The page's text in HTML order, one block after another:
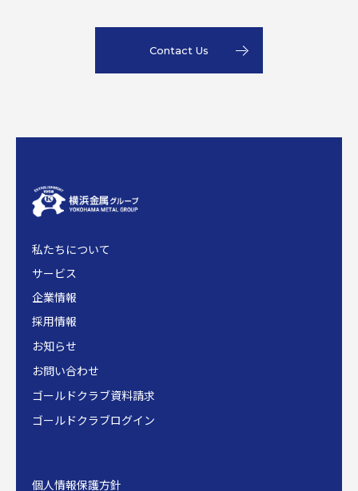
Contact Us
私たちについて
サービス
企業情報
採用情報
お知らせ
お問い合わせ
ゴールドクラブ資料請求
ゴールドクラブログイン
個人情報保護方針